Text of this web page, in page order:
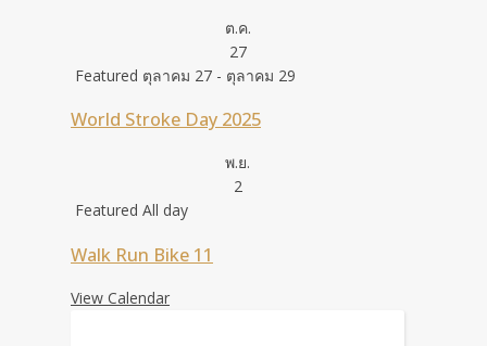
ต.ค.
27
Featured ตุลาคม 27 - ตุลาคม 29
World Stroke Day 2025
พ.ย.
2
Featured All day
Walk Run Bike 11
View Calendar